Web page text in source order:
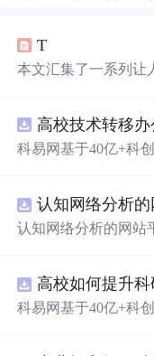
T
本文汇集了一系列让
都能触动人心。
科易网基于40亿+科
新领域的AI+数智化
智能化发展。
认知网络分析的网站
高校如何提升
科易网基于40亿+科